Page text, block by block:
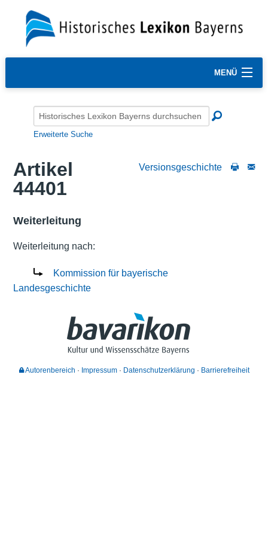
MENÜ
Erweiterte Suche
Versionsgeschichte
Artikel
44401
Weiterleitung
Weiterleitung nach:
Kommission für bayerische
Landesgeschichte
Autorenbereich Impressum Datenschutzerklärung Barrierefreiheit